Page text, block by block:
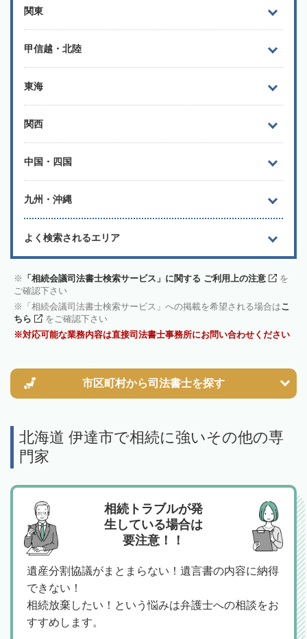
関東
甲信越・北陸
東海
関西
中国・四国
九州・沖縄
よく検索されるエリア
「相続会議司法書士検索サービス」に関する ご利用上の注意
を
ご確認下さい
「相続会議司法書士検索サービス」への掲載を希望される場合はこ
ちら
をご確認下さい
対応可能な業務内容は直接司法書士事務所にお問い合わせください
市区町村から司法書士を探す
北海道 伊達市で相続に強いその他の専
門家
相続トラブルが発
生している場合は
要注意！！
遺産分割協議がまとまらない！遺言書の内容に納得
できない！
相続放棄したい！という悩みは弁護士への相談をお
すすめします。